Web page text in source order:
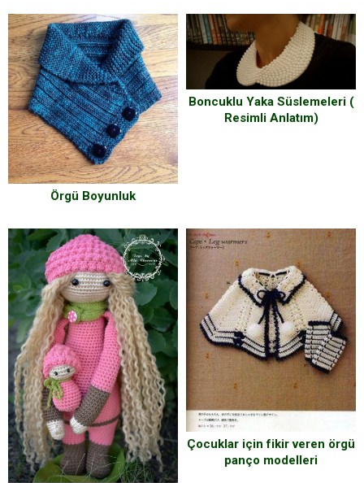
Örgü Boyunluk
Boncuklu Yaka Süslemeleri (
Resimli Anlatım)
Çocuklar için fikir veren örgü
panço modelleri